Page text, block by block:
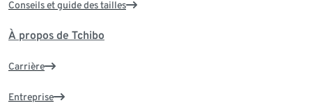
Conseils et guide des tailles
À propos de Tchibo
Carrière
Entreprise